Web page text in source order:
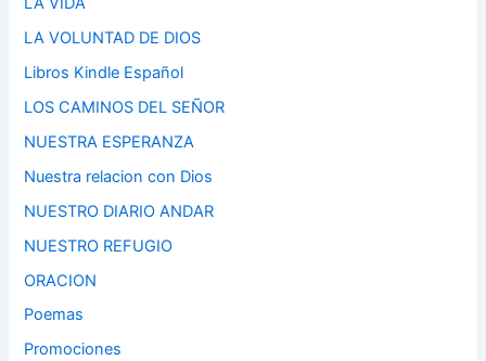
LA VOLUNTAD DE DIOS
Libros Kindle Español
LOS CAMINOS DEL SEÑOR
NUESTRA ESPERANZA
Nuestra relacion con Dios
NUESTRO DIARIO ANDAR
NUESTRO REFUGIO
ORACION
Poemas
Promociones